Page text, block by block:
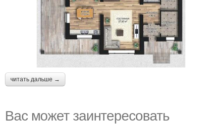
читать дальше →
Вас может заинтересовать